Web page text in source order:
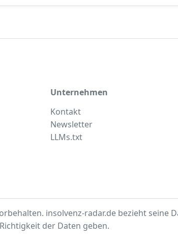
Unternehmen
Kontakt
Newsletter
LLMs.txt
insolvenz-radar.de bezieht seine
der Daten geben.